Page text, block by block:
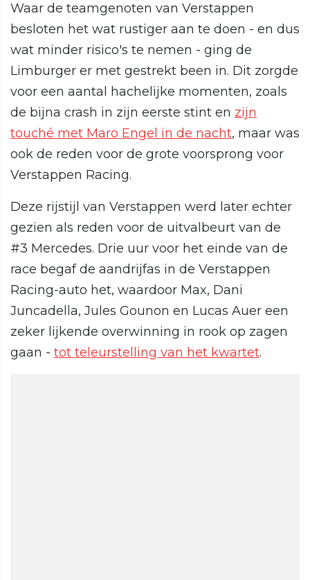
Waar de teamgenoten van Verstappen
besloten het wat rustiger aan te doen - en dus
wat minder risico's te nemen - ging de
Limburger er met gestrekt been in. Dit zorgde
voor een aantal hachelijke momenten, zoals
de bijna crash in zijn eerste stint en zijn
touché met Maro Engel in de nacht, maar was
ook de reden voor de grote voorsprong voor
Verstappen Racing.
Deze rijstijl van Verstappen werd later echter
gezien als reden voor de uitvalbeurt van de
#3 Mercedes. Drie uur voor het einde van de
race begaf de aandrijfas in de Verstappen
Racing-auto het, waardoor Max, Dani
Juncadella, Jules Gounon en Lucas Auer een
zeker lijkende overwinning in rook op zagen
gaan - tot teleurstelling van het kwartet.